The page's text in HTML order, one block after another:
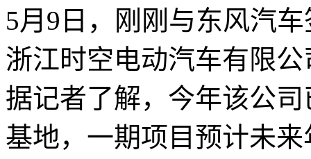
5月9日，刚刚与东风汽
浙江时空电动汽车有限
据记者了解，今年该公
基地，一期项目预计未